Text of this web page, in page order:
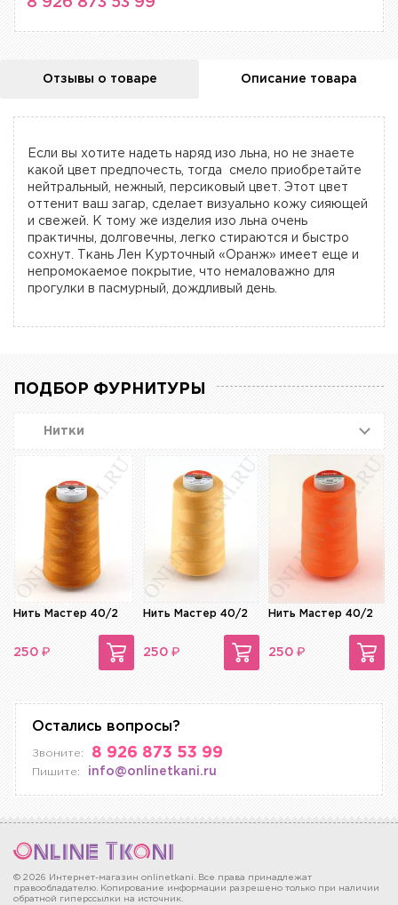
Отзывы о товаре Описание товара
Если вы хотите надеть наряд изо льна, но не знаете
какой цвет предпочесть, тогда смело приобретайте
нейтральный, нежный, персиковый цвет. Этот цвет
оттенит ваш загар, сделает визуально кожу сияющей
и свежей. К тому же изделия изо льна очень
практичны, долговечны, легко стираются и быстро
сохнут. Ткань Лен Курточный «Оранж» имеет еще и
непромокаемое покрытие, что немаловажно для
прогулки в пасмурный, дождливый день.
ПОДБОР ФУРНИТУРЫ
Нитки
Нить Мастер 40/2
250 ₽
Нить Мастер 40/2
250 ₽
Нить Мастер 40/2
250 ₽
Остались вопросы?
Звоните: 8 926 873 53 99
Пишите: info@onlinetkani.ru
© 2026 Интернет-магазин onlinetkani. Все права принадлежат
правообладателю. Копирование информации разрешено только при наличии
обратной гиперссылки на источник.